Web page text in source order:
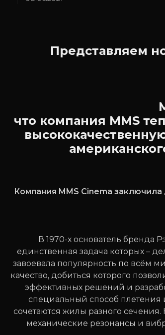
Представляем
что компания MMS
Компания MMS Cinema
В 1970-х основатель бренда
единственная задача которых –
завоевала популярность по всём
качество, добиться которого
эффективных решений и
специальный способ плетения
сочетаются жилы разного
механические резонансы и